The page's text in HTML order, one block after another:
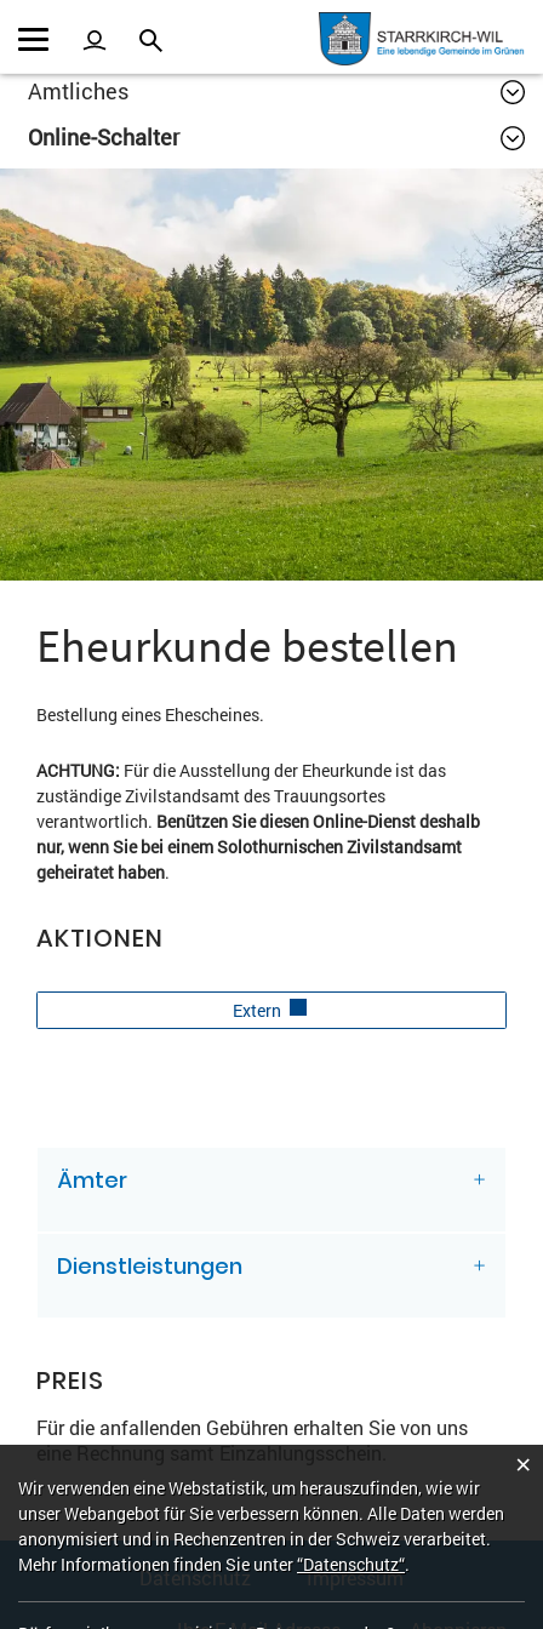
Kopfzeile
Inhalt
Amtliches
Online-Schalter
Eheurkunde bestellen
Bestellung eines Ehescheines.
ACHTUNG: Für die Ausstellung der Eheurkunde ist das
zuständige Zivilstandsamt des Trauungsortes
verantwortlich. Benützen Sie diesen Online-Dienst deshalb
nur, wenn Sie bei einem Solothurnischen Zivilstandsamt
geheiratet haben.
AKTIONEN
Extern
Ämter
Dienstleistungen
PREIS
Für die anfallenden Gebühren erhalten Sie von uns
eine Rechnung samt Einzahlungsschein.
FusszeileDatenschutz Impressum
Webstatistik
Wir verwenden eine Webstatistik, um herauszufinden, wie wir
unser Webangebot für Sie verbessern können. Alle Daten werden
anonymisiert und in Rechenzentren in der Schweiz verarbeitet.
Mehr Informationen finden Sie unter“Datenschutz“.
×